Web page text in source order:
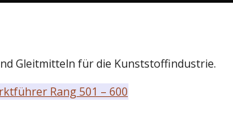
Gleitmitteln für die Kunststoffindustrie.
Rang 501 – 600